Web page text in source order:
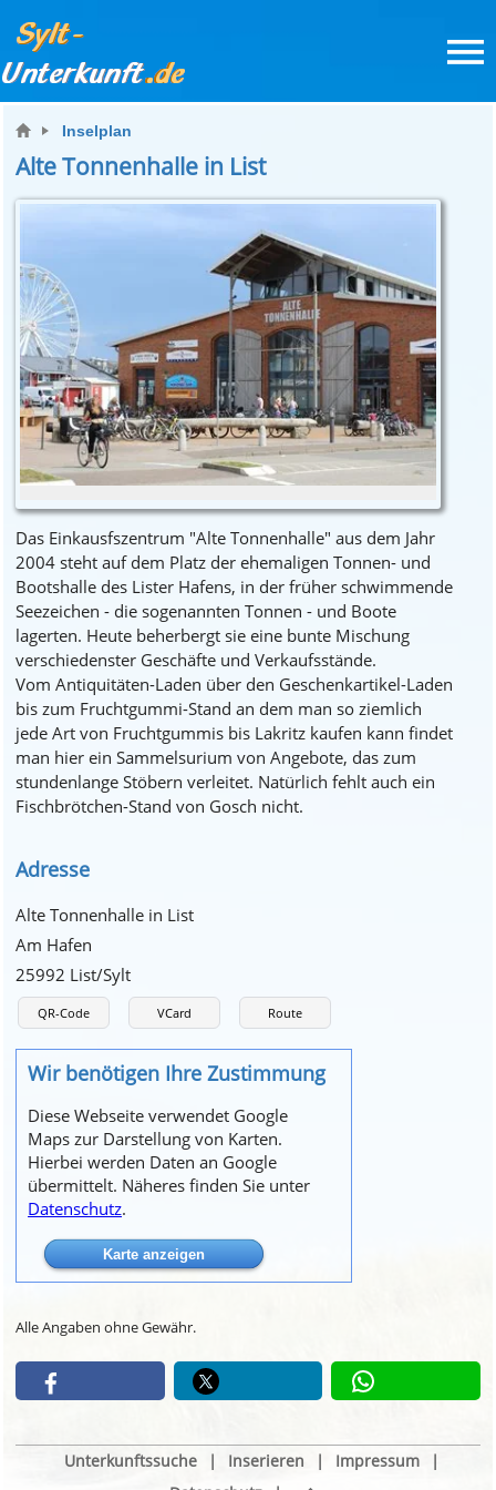
Inselplan
Alte Tonnenhalle in List
Das Einkausfszentrum "Alte Tonnenhalle" aus dem Jahr
2004 steht auf dem Platz der ehemaligen Tonnen- und
Bootshalle des Lister Hafens, in der früher schwimmende
Seezeichen - die sogenannten Tonnen - und Boote
lagerten. Heute beherbergt sie eine bunte Mischung
verschiedenster Geschäfte und Verkaufsstände.
Vom Antiquitäten-Laden über den Geschenkartikel-Laden
bis zum Fruchtgummi-Stand an dem man so ziemlich
jede Art von Fruchtgummis bis Lakritz kaufen kann findet
man hier ein Sammelsurium von Angebote, das zum
stundenlange Stöbern verleitet. Natürlich fehlt auch ein
Fischbrötchen-Stand von Gosch nicht.
Adresse
Alte Tonnenhalle in List
Am Hafen
25992 List/Sylt
QR-Code VCard Route
Wir benötigen Ihre Zustimmung
Diese Webseite verwendet Google
Maps zur Darstellung von Karten.
Hierbei werden Daten an Google
übermittelt. Näheres finden Sie unter
Datenschutz.
Alle Angaben ohne Gewähr.
Unterkunftssuche | Inserieren | Impressum
|